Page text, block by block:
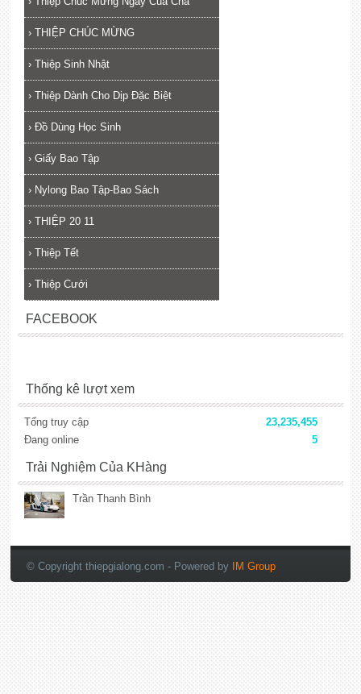
› THIỆP CHÚC MỪNG
› Thiệp Sinh Nhật
› Thiệp Dành Cho Dịp Đặc Biệt
› Đồ Dùng Học Sinh
› Giấy Bao Tập
› Nylong Bao Tập-Bao Sách
› THIỆP 20 11
› Thiệp Tết
› Thiệp Cưới
FACEBOOK
Thống kê lượt xem
Tổng truy cập
23,235,455
Đang online
5
Trải Nghiệm Của KHàng
Trần Thanh Bình
© Copyright thiepgialong.com - Powered by IM Group